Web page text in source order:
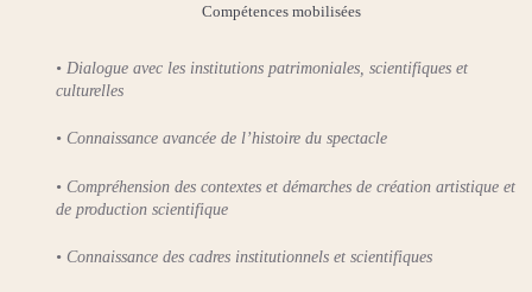
Compétences mobilisées
• Dialogue avec les institutions patrimoniales, scientifiques et
culturelles
• Connaissance avancée de l’histoire du spectacle
• Compréhension des contextes et démarches de création artistique et
de production scientifique
• Connaissance des cadres institutionnels et scientifiques